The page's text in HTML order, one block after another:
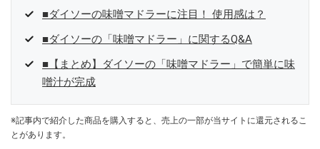
■ダイソーの味噌マドラーに注目！ 使用感は？
■ダイソーの「味噌マドラー」に関するQ&A
■【まとめ】ダイソーの「味噌マドラー」で簡単に味
噌汁が完成
※記事内で紹介した商品を購入すると、売上の一部が当サイトに還元されるこ
とがあります。